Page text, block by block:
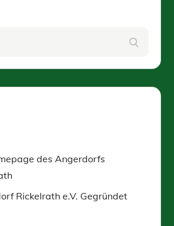
des Angerdorfs
Rickelrath e.V. Gegründet